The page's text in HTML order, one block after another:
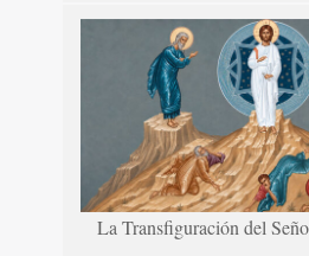
La Transfiguración del